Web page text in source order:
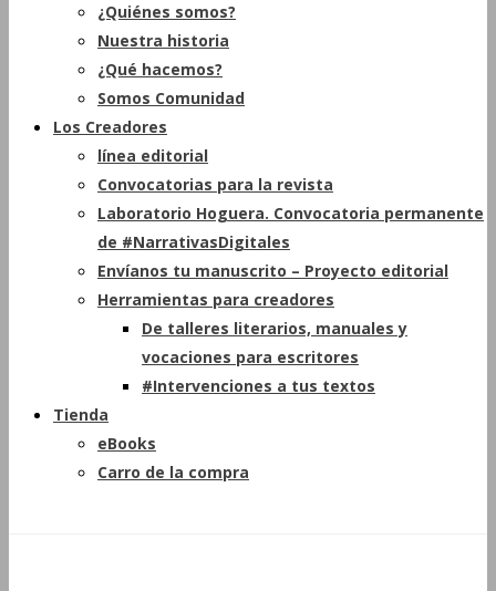
¿Quiénes somos?
Nuestra historia
¿Qué hacemos?
Somos Comunidad
Los Creadores
línea editorial
Convocatorias para la revista
Laboratorio Hoguera. Convocatoria permanente
de #NarrativasDigitales
Envíanos tu manuscrito – Proyecto editorial
Herramientas para creadores
De talleres literarios, manuales y
vocaciones para escritores
#Intervenciones a tus textos
Tienda
eBooks
Carro de la compra